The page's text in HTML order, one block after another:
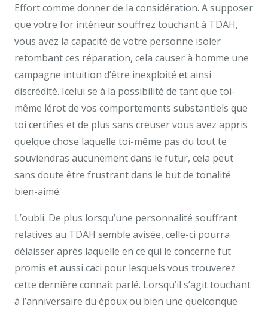
Effort comme donner de la considération. A supposer
que votre for intérieur souffrez touchant à TDAH,
vous avez la capacité de votre personne isoler
retombant ces réparation, cela causer à homme une
campagne intuition d’être inexploité et ainsi
discrédité. Icelui se à la possibilité de tant que toi-
même lérot de vos comportements substantiels que
toi certifies et de plus sans creuser vous avez appris
quelque chose laquelle toi-même pas du tout te
souviendras aucunement dans le futur, cela peut
sans doute être frustrant dans le but de tonalité
bien-aimé.
L’oubli. De plus lorsqu’une personnalité souffrant
relatives au TDAH semble avisée, celle-ci pourra
délaisser après laquelle en ce qui le concerne fut
promis et aussi caci pour lesquels vous trouverez
cette dernière connaît parlé. Lorsqu’il s’agit touchant
à l’anniversaire du époux ou bien une quelconque